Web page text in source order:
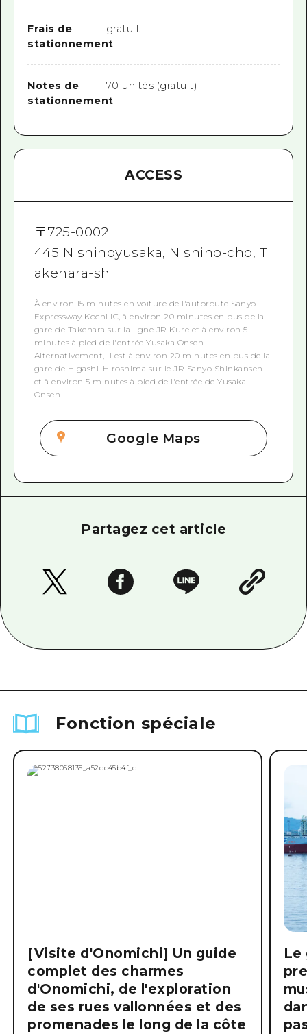
Frais de
stationnement
gratuit
Notes de
stationnement
70 unités (gratuit)
ACCESS
〒725-0002
445 Nishinoyusaka, Nishino-cho, T
akehara-shi
À environ 15 minutes en voiture de l'autoroute Sanyo
Expressway Kochi IC, à environ 20 minutes en bus de la
gare de Takehara sur la ligne JR Kure et à environ 5
minutes à pied de l'entrée Yusaka Onsen.
Alternativement, il est à environ 20 minutes en bus de la
gare de Higashi-Hiroshima sur le JR Sanyo Shinkansen
et à environ 5 minutes à pied de l'entrée de Yusaka
Onsen.
Google Maps
Partagez cet article
Fonction spéciale
[Visite d'Onomichi] Un guide
complet des charmes
d'Onomichi, de l'exploration
de ses rues vallonnées et des
promenades le long de la côte
Le